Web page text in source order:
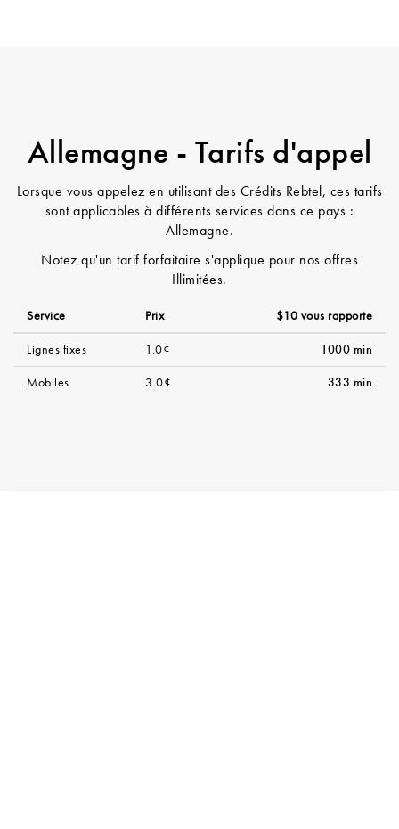
Allemagne - Tarifs d'appel
Lorsque vous appelez en utilisant des Crédits Rebtel, ces tarifs
sont applicables à différents services dans ce pays :
Allemagne.
Notez qu'un tarif forfaitaire s'applique pour nos offres
Illimitées.
Service Prix $10 vous rapporte
Lignes fixes 1.0¢ 1000 min
Mobiles 3.0¢ 333 min